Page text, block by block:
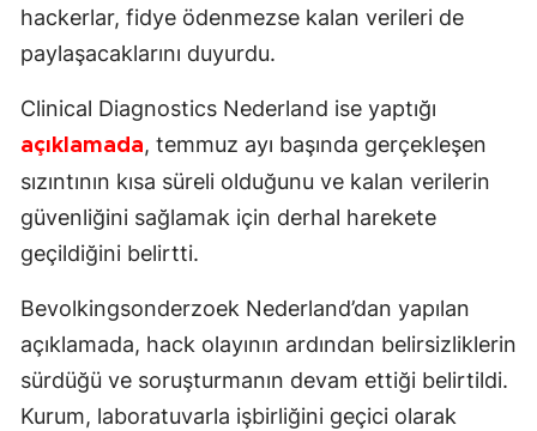
hackerlar, fidye ödenmezse kalan verileri de
paylaşacaklarını duyurdu.
Clinical Diagnostics Nederland ise yaptığı
açıklamada, temmuz ayı başında gerçekleşen
sızıntının kısa süreli olduğunu ve kalan verilerin
güvenliğini sağlamak için derhal harekete
geçildiğini belirtti.
Bevolkingsonderzoek Nederland’dan yapılan
açıklamada, hack olayının ardından belirsizliklerin
sürdüğü ve soruşturmanın devam ettiği belirtildi.
Kurum, laboratuvarla işbirliğini geçici olarak